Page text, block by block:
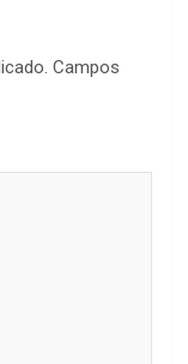
Campos